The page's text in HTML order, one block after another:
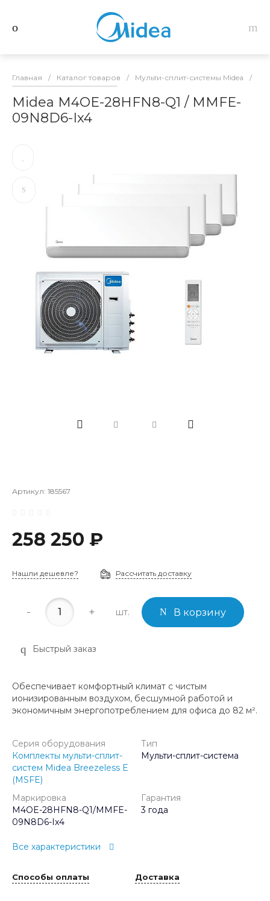
Главная / Каталог товаров / Мульти-сплит-системы Midea /
Midea M4OE-28HFN8-Q1 / MMFE-
09N8D6-Ix4
Артикул: 185567
258 250 ₽
Нашли дешевле? Рассчитать доставку
- + шт. В корзину
Быстрый заказ
Обеспечивает комфортный климат с чистым
ионизированным воздухом, бесшумной работой и
экономичным энергопотреблением для офиса до 82 м².
Серия оборудования
Комплекты мульти-сплит-
систем Midea Breezeless E
(MSFE)
Тип
Мульти-сплит-система
Маркировка
M4OE-28HFN8-Q1/MMFE-
09N8D6-Ix4
Гарантия
3 года
Все характеристики
Способы оплаты Доставка